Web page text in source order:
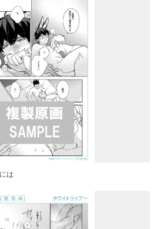
は